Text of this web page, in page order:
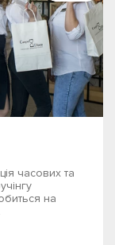
часових та
на